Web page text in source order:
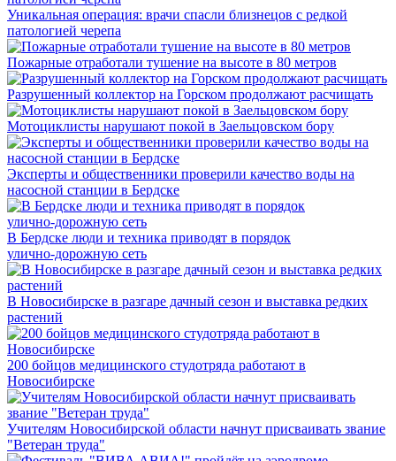
Уникальная операция: врачи спасли близнецов с редкой
патологией черепа
Пожарные отработали тушение на высоте в 80 метров
Разрушенный коллектор на Горском продолжают расчищать
Мотоциклисты нарушают покой в Заельцовском бору
Эксперты и общественники проверили качество воды на
насосной станции в Бердске
В Бердске люди и техника приводят в порядок
улично‑дорожную сеть
В Новосибирске в разгаре дачный сезон и выставка редких
растений
200 бойцов медицинского студотряда работают в
Новосибирске
Учителям Новосибирской области начнут присваивать звание
"Ветеран труда"